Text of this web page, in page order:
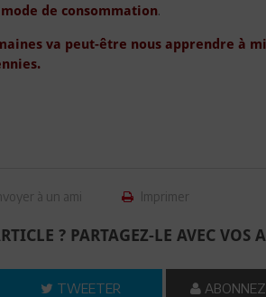
mode de consommation.
va peut-être nous apprendre à
à un ami Imprimer
? PARTAGEZ-LE AVEC VOS
TWEETER